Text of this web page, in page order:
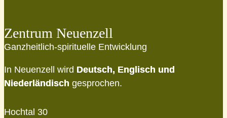
Zentrum Neuenzell
Ganzheitlich-spirituelle Entwicklung
In Neuenzell wird Deutsch, Englisch und
Niederländisch gesprochen.
Hochtal 30